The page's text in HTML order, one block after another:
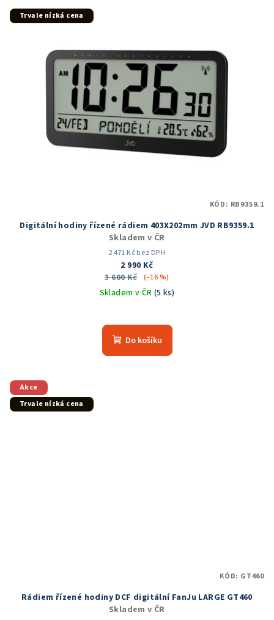
Trvale nízká cena
Digitální hodiny řízené rádiem 403X202mm JVD RB9359.1
Skladem v ČR
2 471 Kč bez DPH
2 990 Kč
3 600 Kč
(–16 %)
Skladem v ČR (5 ks)
hodnocení
produktu
Do košíku
KÓD: RB9359.1
Akce
Trvale nízká cena
Rádiem řízené hodiny DCF digitální FanJu LARGE GT460
Skladem v ČR
KÓD: GT460